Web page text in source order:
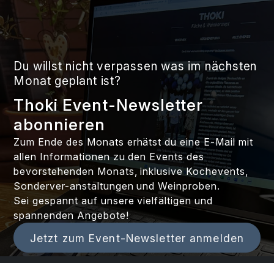
Du willst nicht verpassen was im nächsten
Monat geplant ist?
Thoki Event-Newsletter
abonnieren
Zum Ende des Monats erhätst du eine E-Mail mit
allen Informationen zu den Events des
bevorstehenden Monats, inklusive Kochevents,
Sonderver-anstaltungen und Weinproben.
Sei gespannt auf unsere vielfältigen und
spannenden Angebote!
Jetzt zum Event-Newsletter anmelden